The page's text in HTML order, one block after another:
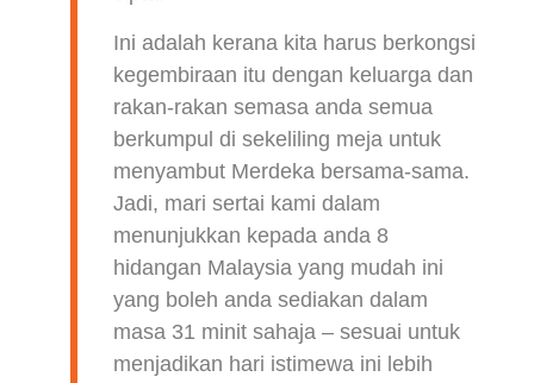
Ini adalah kerana kita harus berkongsi
kegembiraan itu dengan keluarga dan
rakan-rakan semasa anda semua
berkumpul di sekeliling meja untuk
menyambut Merdeka bersama-sama.
Jadi, mari sertai kami dalam
menunjukkan kepada anda 8
hidangan Malaysia yang mudah ini
yang boleh anda sediakan dalam
masa 31 minit sahaja – sesuai untuk
menjadikan hari istimewa ini lebih